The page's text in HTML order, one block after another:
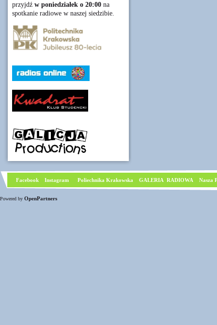
przyjdź w poniedziałek o 20:00 na
spotkanie radiowe w naszej siedzibie.
Facebook Instagram Poliechnika Krakowska GALERIA RADIOWA Nasza
Powered by OpenPartners